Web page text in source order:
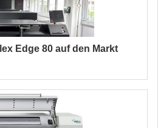
Edge 80 auf den Markt